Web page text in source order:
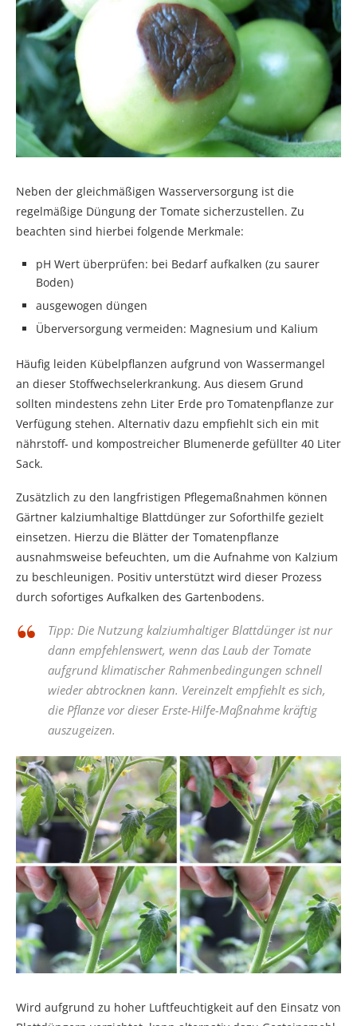
Neben der gleichmäßigen Wasserversorgung ist die
regelmäßige Düngung der Tomate sicherzustellen. Zu
beachten sind hierbei folgende Merkmale:
pH Wert überprüfen: bei Bedarf aufkalken (zu saurer
Boden)
ausgewogen düngen
Überversorgung vermeiden: Magnesium und Kalium
Häufig leiden Kübelpflanzen aufgrund von Wassermangel
an dieser Stoffwechselerkrankung. Aus diesem Grund
sollten mindestens zehn Liter Erde pro Tomatenpflanze zur
Verfügung stehen. Alternativ dazu empfiehlt sich ein mit
nährstoff- und kompostreicher Blumenerde gefüllter 40 Liter
Sack.
Zusätzlich zu den langfristigen Pflegemaßnahmen können
Gärtner kalziumhaltige Blattdünger zur Soforthilfe gezielt
einsetzen. Hierzu die Blätter der Tomatenpflanze
ausnahmsweise befeuchten, um die Aufnahme von Kalzium
zu beschleunigen. Positiv unterstützt wird dieser Prozess
durch sofortiges Aufkalken des Gartenbodens.
Tipp: Die Nutzung kalziumhaltiger Blattdünger ist nur
dann empfehlenswert, wenn das Laub der Tomate
aufgrund klimatischer Rahmenbedingungen schnell
wieder abtrocknen kann. Vereinzelt empfiehlt es sich,
die Pflanze vor dieser Erste-Hilfe-Maßnahme kräftig
auszugeizen.
Wird aufgrund zu hoher Luftfeuchtigkeit auf den Einsatz von